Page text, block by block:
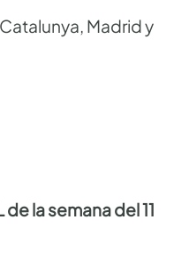
Madrid y
la semana del 11